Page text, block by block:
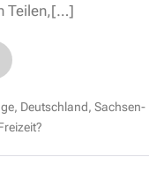
Teilen,[…]
, Deutschland, Sachsen-